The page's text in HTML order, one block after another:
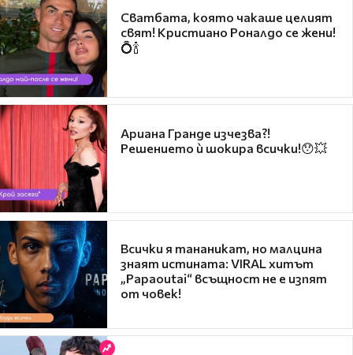
Сватбата, която чакаше целият
свят! Кристиано Роналдо се жени!
💍🍾
Ариана Гранде изчезва?!
Решението ѝ шокира всички!😯💥
Всички я тананикат, но малцина
знаят истината: VIRAL хитът
„Papaoutai“ всъщност не е изпят
от човек!